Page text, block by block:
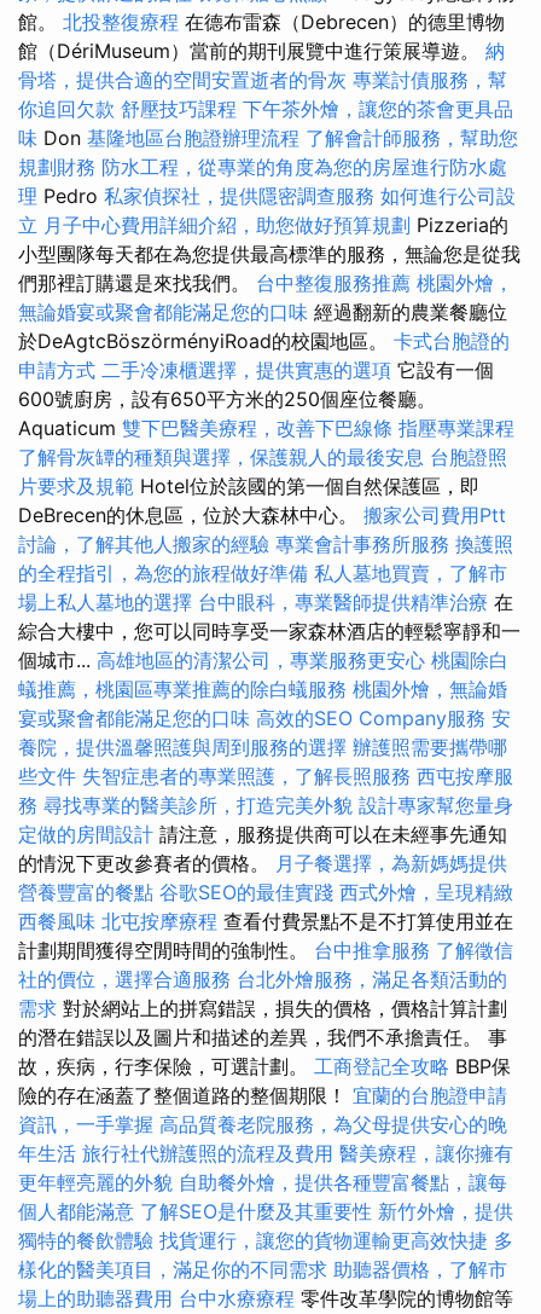
館。 北投整復療程 在德布雷森（Debrecen）的德里博物
館（DériMuseum）當前的期刊展覽中進行策展導遊。 納
骨塔，提供合適的空間安置逝者的骨灰 專業討債服務，幫
你追回欠款 舒壓技巧課程 下午茶外燴，讓您的茶會更具品
味 Don 基隆地區台胞證辦理流程 了解會計師服務，幫助您
規劃財務 防水工程，從專業的角度為您的房屋進行防水處
理 Pedro 私家偵探社，提供隱密調查服務 如何進行公司設
立 月子中心費用詳細介紹，助您做好預算規劃 Pizzeria的
小型團隊每天都在為您提供最高標準的服務，無論您是從我
們那裡訂購還是來找我們。 台中整復服務推薦 桃園外燴，
無論婚宴或聚會都能滿足您的口味 經過翻新的農業餐廳位
於DeAgtcBöszörményiRoad的校園地區。 卡式台胞證的
申請方式 二手冷凍櫃選擇，提供實惠的選項 它設有一個
600號廚房，設有650平方米的250個座位餐廳。
Aquaticum 雙下巴醫美療程，改善下巴線條 指壓專業課程
了解骨灰罈的種類與選擇，保護親人的最後安息 台胞證照
片要求及規範 Hotel位於該國的第一個自然保護區，即
DeBrecen的休息區，位於大森林中心。 搬家公司費用Ptt
討論，了解其他人搬家的經驗 專業會計事務所服務 換護照
的全程指引，為您的旅程做好準備 私人墓地買賣，了解市
場上私人墓地的選擇 台中眼科，專業醫師提供精準治療 在
綜合大樓中，您可以同時享受一家森林酒店的輕鬆寧靜和一
個城市... 高雄地區的清潔公司，專業服務更安心 桃園除白
蟻推薦，桃園區專業推薦的除白蟻服務 桃園外燴，無論婚
宴或聚會都能滿足您的口味 高效的SEO Company服務 安
養院，提供溫馨照護與周到服務的選擇 辦護照需要攜帶哪
些文件 失智症患者的專業照護，了解長照服務 西屯按摩服
務 尋找專業的醫美診所，打造完美外貌 設計專家幫您量身
定做的房間設計 請注意，服務提供商可以在未經事先通知
的情況下更改參賽者的價格。 月子餐選擇，為新媽媽提供
營養豐富的餐點 谷歌SEO的最佳實踐 西式外燴，呈現精緻
西餐風味 北屯按摩療程 查看付費景點不是不打算使用並在
計劃期間獲得空閒時間的強制性。 台中推拿服務 了解徵信
社的價位，選擇合適服務 台北外燴服務，滿足各類活動的
需求 對於網站上的拼寫錯誤，損失的價格，價格計算計劃
的潛在錯誤以及圖片和描述的差異，我們不承擔責任。 事
故，疾病，行李保險，可選計劃。 工商登記全攻略 BBP保
險的存在涵蓋了整個道路的整個期限！ 宜蘭的台胞證申請
資訊，一手掌握 高品質養老院服務，為父母提供安心的晚
年生活 旅行社代辦護照的流程及費用 醫美療程，讓你擁有
更年輕亮麗的外貌 自助餐外燴，提供各種豐富餐點，讓每
個人都能滿意 了解SEO是什麼及其重要性 新竹外燴，提供
獨特的餐飲體驗 找貨運行，讓您的貨物運輸更高效快捷 多
樣化的醫美項目，滿足你的不同需求 助聽器價格，了解市
場上的助聽器費用 台中水療療程 零件改革學院的博物館等